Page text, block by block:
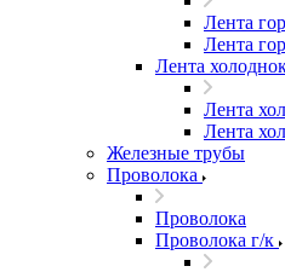
Лента
Лента
Лента
Лента
Лента
Железные трубы
Проволока
Проволока
Проволока г/к